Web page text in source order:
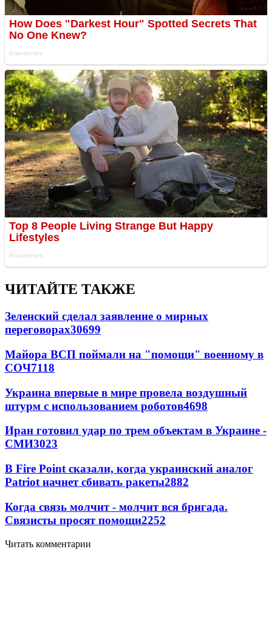
ЧИТАЙТЕ ТАКЖЕ
Зеленский сделал заявление о мирных
переговорах30699
Майора ВСП поймали на "помощи" военному в
СОЧ7118
Украина впервые в мире провела воздушный
штурм с использованием роботов4698
Иран готовил удар по трем объектам в Украине -
СМИ3023
В Fire Point сказали, когда украинский аналог
Patriot начнет сбивать ракеты2882
Когда связь молчит - молчит вся бригада.
Связисты просят помощи2252
Читать комментарии